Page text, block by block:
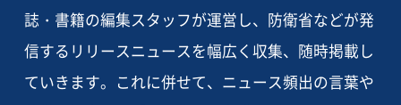
誌・書籍の編集スタッフが運営し、防衛省などが発
信するリリースニュースを幅広く収集、随時掲載し
ていきます。これに併せて、ニュース頻出の言葉や